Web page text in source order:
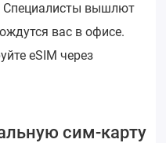
вышлют
вас в офисе.
eSIM через
сим-карту